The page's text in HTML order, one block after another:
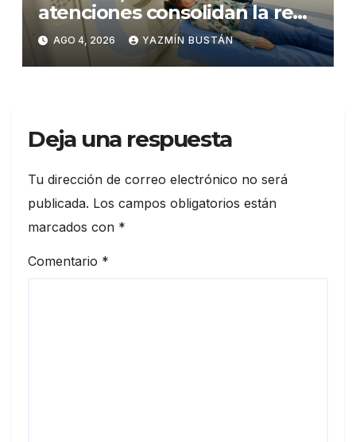
atenciones consolidan la red
municipal de salud
AGO 4, 2026 YAZMÍN BUSTÁN
Deja una respuesta
Tu dirección de correo electrónico no será
publicada. Los campos obligatorios están
marcados con *
Comentario *